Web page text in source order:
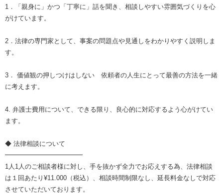
1．「親身に」かつ「丁寧に」話を聞き、相談しやすい雰囲気づくりを心
がけています。
2．法律の専門家として、事案の問題点や見通しをわかりやすく説明しま
す。
3． 価値観の押しつけはしない 依頼者の人生にとって最善の方法を一緒
に考えます。
4. 弁護士費用について、できる限り、良心的に対応するよう心がけてい
ます。
◆ 法律相談について
━━━━━━━━━━━━
1人1人のご相談者様に対し、手を抜かず全力でお応えする為、法律相談
は１回あたり¥11.000（税込）、相談時間制限なし、延長料金なしで対応
させていただいております。